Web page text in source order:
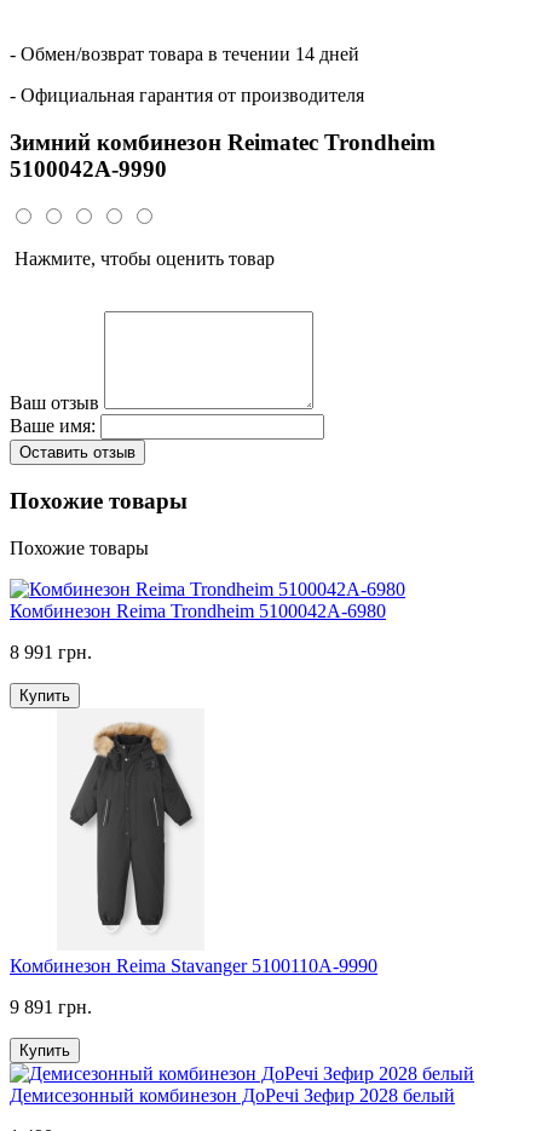
- Обмен/возврат товара в течении 14 дней
- Официальная гарантия от производителя
Зимний комбинезон Reimatec Trondheim
5100042A-9990
Нажмите, чтобы оценить товар
Ваш отзыв
Ваше имя:
Оставить отзыв
Похожие товары
Похожие товары
Комбинезон Reima Trondheim 5100042A-6980
8 991 грн.
Купить
Комбинезон Reima Stavanger 5100110A-9990
9 891 грн.
Купить
Демисезонный комбинезон ДоРечі Зефир 2028 белый